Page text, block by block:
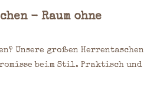
- Raum ohne
Unsere großen Herrentaschen
beim Stil. Praktisch und